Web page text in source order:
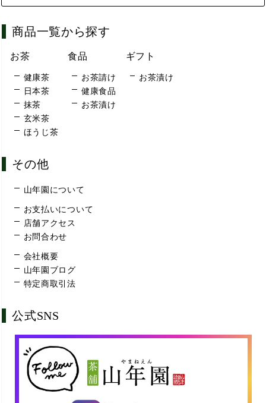
商品一覧から探す
お茶
健康茶
日本茶
抹茶
玄米茶
ほうじ茶
食品
お茶請け
健康食品
お茶漬け
ギフト
お茶漬け
その他
山年園について
お支払いについて
店舗アクセス
お問合わせ
会社概要
山年園ブログ
特定商取引法
公式SNS